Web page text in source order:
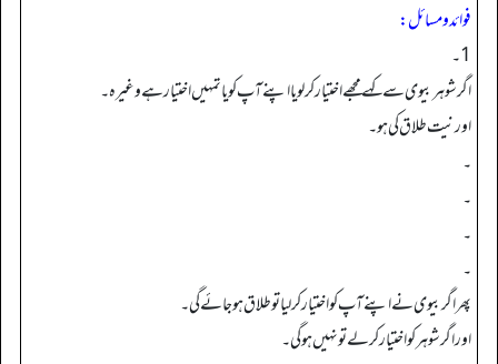
فوائد ومسائل:
1۔
اگر شوہر بیوی سے کہے مجھے اختیار کرلو یا اپنے آپ کو یا تمہیں اختیار ہے وغیرہ۔
اور نیت طلاق کی ہو۔
۔
۔
۔
۔
پھر اگر بیوی نے اپنے آپ کو اختیار کرلیا تو طلاق ہو جائے گی۔
اور اگر شوہر کو اختیار کرلے تو نہیں ہوگی۔